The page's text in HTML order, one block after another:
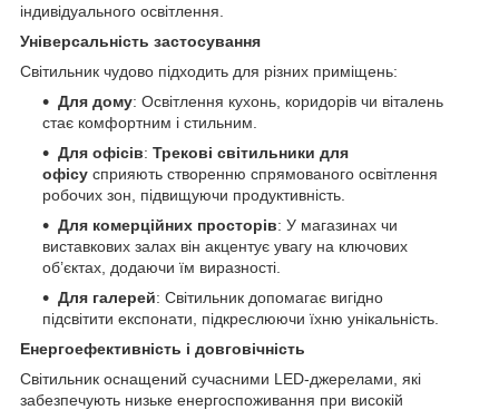
індивідуального освітлення.
Універсальність застосування
Світильник чудово підходить для різних приміщень:
Для дому: Освітлення кухонь, коридорів чи віталень
стає комфортним і стильним.
Для офісів: Трекові світильники для
офісу сприяють створенню спрямованого освітлення
робочих зон, підвищуючи продуктивність.
Для комерційних просторів: У магазинах чи
виставкових залах він акцентує увагу на ключових
об’єктах, додаючи їм виразності.
Для галерей: Світильник допомагає вигідно
підсвітити експонати, підкреслюючи їхню унікальність.
Енергоефективність і довговічність
Світильник оснащений сучасними LED-джерелами, які
забезпечують низьке енергоспоживання при високій